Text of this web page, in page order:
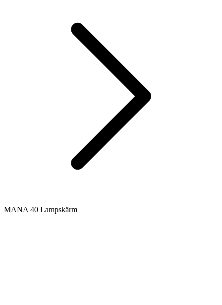
MANA 40 Lampskärm